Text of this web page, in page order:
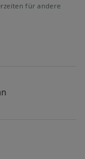
für andere